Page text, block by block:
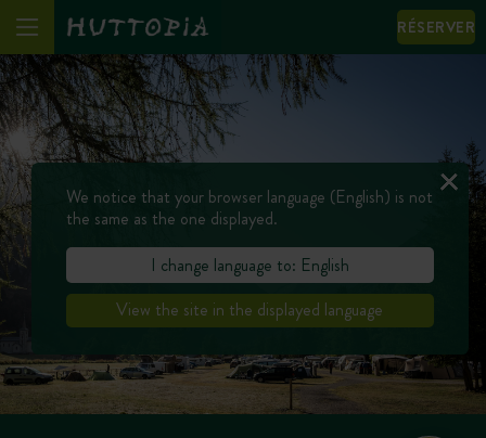
RÉSERVER
We notice that your browser language (English) is not
the same as the one displayed.
I change language to: English
View the site in the displayed language